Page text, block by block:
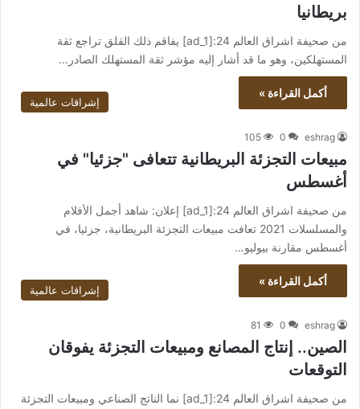
بريطانيا
من صحيفة اشراق العالم 24:[ad_1] يفاقم ذلك القلق تراجع ثقة
المستهلكين، وهو ما قد أشار إليه مؤشر ثقة المستهلك الصادر…
أكمل القراءة »
إشراقات عالمية
eshrag
0
105
مبيعات التجزئة البريطانية تتعافى "جزئيا" في
أغسطس
من صحيفة اشراق العالم 24:[ad_1] إعلان: شاهد أجمل الأفلام
والمسلسلات 2021 تعافت مبيعات التجزئة البريطانية، جزئيا، في
أغسطس مقارنة بيوليو…
أكمل القراءة »
إشراقات عالمية
eshrag
0
81
الصين.. إنتاج المصانع ومبيعات التجزئة يفوقان
التوقعات
من صحيفة اشراق العالم 24:[ad_1] نما الناتج الصناعي ومبيعات التجزئة